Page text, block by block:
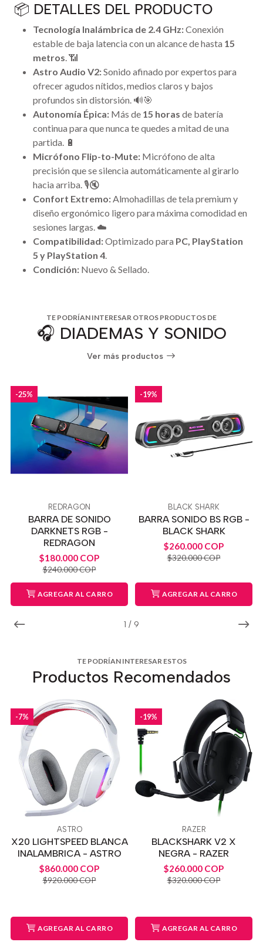
📦 DETALLES DEL PRODUCTO
Tecnología Inalámbrica de 2.4 GHz:Conexión
estable de baja latencia con un alcance de hasta 15
metros. 📶
Astro Audio V2:Sonido afinado por expertos para
ofrecer agudos nítidos, medios claros y bajos
profundos sin distorsión. 🔊🎯
Autonomía Épica: Más de 15 horas de batería
continua para que nunca te quedes a mitad de una
partida. 🔋
Micrófono Flip-to-Mute: Micrófono de alta
precisión que se silencia automáticamente al girarlo
hacia arriba. 🎙️🔇
Confort Extremo:Almohadillas de tela premium y
diseño ergonómico ligero para máxima comodidad en
sesiones largas. ☁️
Compatibilidad:Optimizado para PC, PlayStation
5 y PlayStation 4.
Condición: Nuevo & Sellado.
TE PODRÍAN INTERESAR OTROS PRODUCTOS DE
🎧 DIADEMAS Y SONIDO
Ver más productos
1 / 9
-25%
REDRAGON
BARRA DE SONIDO
DARKNETS RGB -
REDRAGON
$180.000 COP
$240.000 COP
AGREGAR AL CARRO
-19%
BLACK SHARK
BARRA SONIDO BS RGB -
BLACK SHARK
$260.000 COP
$320.000 COP
AGREGAR AL CARRO
TE PODRÍAN INTERESAR ESTOS
Productos Recomendados
-7%
ASTRO
X20 LIGHTSPEED BLANCA
INALAMBRICA - ASTRO
$860.000 COP
$920.000 COP
AGREGAR AL CARRO
-19%
RAZER
BLACKSHARK V2 X
NEGRA - RAZER
$260.000 COP
$320.000 COP
AGREGAR AL CARRO